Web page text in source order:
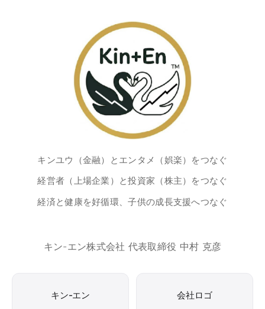
キンユウ（金融）とエンタメ（娯楽）をつなぐ
経営者（上場企業）と投資家（株主）をつなぐ
経済と健康を好循環、子供の成長支援へつなぐ
キン-エン株式会社 代表取締役 中村 克彦
キン-エン 会社ロゴ